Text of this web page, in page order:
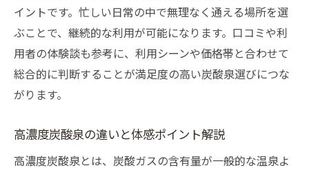
イントです。忙しい日常の中で無理なく通える場所を選
ぶことで、継続的な利用が可能になります。口コミや利
用者の体験談も参考に、利用シーンや価格帯と合わせて
総合的に判断することが満足度の高い炭酸泉選びにつな
がります。
高濃度炭酸泉の違いと体感ポイント解説
高濃度炭酸泉とは、炭酸ガスの含有量が一般的な温泉よ